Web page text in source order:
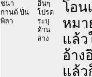
ชนา
กานต์ ปิ่น
พิลา
อื่นๆ
โปรด
ระบุ
ด้าน
ล่าง
โอน
หมา
แล้ว
อ้าง
แล้ว